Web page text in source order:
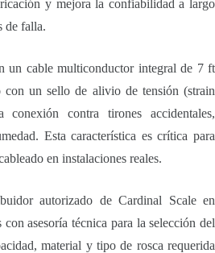
y mejora la confiabilidad a largo
de falla.
un cable multiconductor integral de 7 ft
con un sello de alivio de tensión (strain
contra tirones accidentales,
Esta característica es crítica para
en instalaciones reales.
autorizado de Cardinal Scale en
asesoría técnica para la selección del
material y tipo de rosca requerida